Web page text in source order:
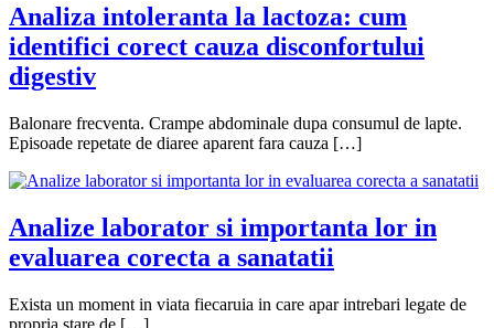
Analiza intoleranta la lactoza: cum
identifici corect cauza disconfortului
digestiv
Balonare frecventa. Crampe abdominale dupa consumul de lapte.
Episoade repetate de diaree aparent fara cauza […]
Analize laborator si importanta lor in
evaluarea corecta a sanatatii
Exista un moment in viata fiecaruia in care apar intrebari legate de
propria stare de […]